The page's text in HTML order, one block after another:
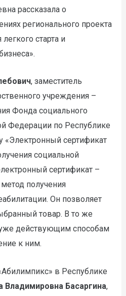
рассказала о
регионального проекта
старта и
, заместитель
учреждения –
Фонда социального
Федерации по Республике
«Электронный сертификат
социальной
сертификат –
получения
Он позволяет
товар. В то же
действующим способам
к ним.
в Республике
Владимировна Басаргина,